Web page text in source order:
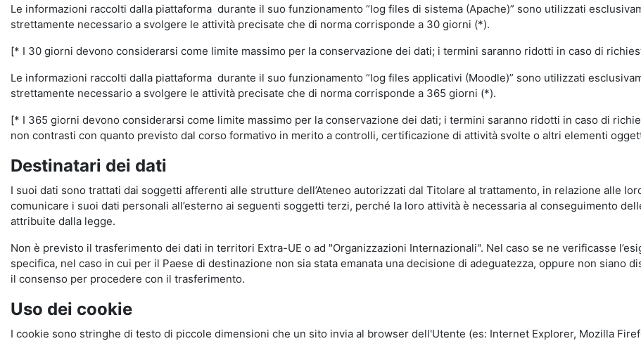
Le informazioni raccolti dalla piattaforma durante il suo funzionamento “log files di sistema (Apache)” sono utilizzati
strettamente necessario a svolgere le attività precisate che di norma corrisponde a 30 giorni (*).
[* I 30 giorni devono considerarsi come limite massimo per la conservazione dei dati; i termini saranno ridotti in caso di
Le informazioni raccolti dalla piattaforma durante il suo funzionamento “log files applicativi (Moodle)” sono utilizzati
strettamente necessario a svolgere le attività precisate che di norma corrisponde a 365 giorni (*).
[* I 365 giorni devono considerarsi come limite massimo per la conservazione dei dati; i termini saranno ridotti in caso di
non contrasti con quanto previsto dal corso formativo in merito a controlli, certificazione di attività svolte o altri elementi
Destinatari dei dati
I suoi dati sono trattati dai soggetti afferenti alle strutture dell’Ateneo autorizzati dal Titolare al trattamento, in relazione alle
comunicare i suoi dati personali all’esterno ai seguenti soggetti terzi, perché la loro attività è necessaria al conseguimento
attribuite dalla legge.
Non è previsto il trasferimento dei dati in territori Extra-UE o ad "Organizzazioni Internazionali". Nel caso se ne verificasse
specifica, nel caso in cui per il Paese di destinazione non sia stata emanata una decisione di adeguatezza, oppure non siano
il consenso per procedere con il trasferimento.
Uso dei cookie
I cookie sono stringhe di testo di piccole dimensioni che un sito invia al browser dell'Utente (es: Internet Explorer, Mozilla